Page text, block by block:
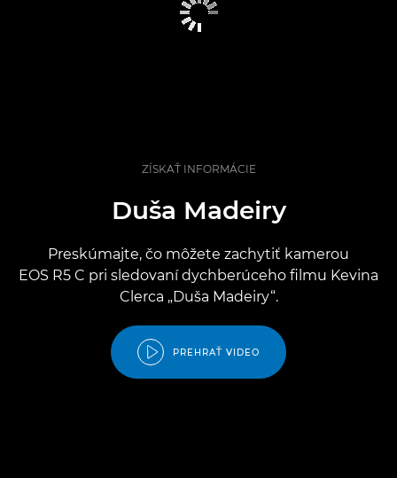
ZÍSKAŤ INFORMÁCIE
Duša Madeiry
Preskúmajte, čo môžete zachytiť kamerou
EOS R5 C pri sledovaní dychberúceho filmu Kevina
Clerca „Duša Madeiry“.
PREHRAŤ VIDEO